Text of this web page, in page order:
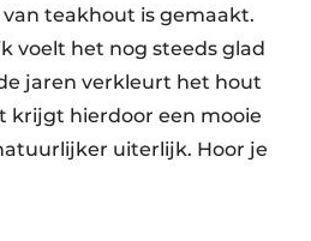
teakhout is gemaakt.
voelt het nog steeds glad
jaren verkleurt het hout
krijgt hierdoor een mooie
uiterlijk. Hoor je